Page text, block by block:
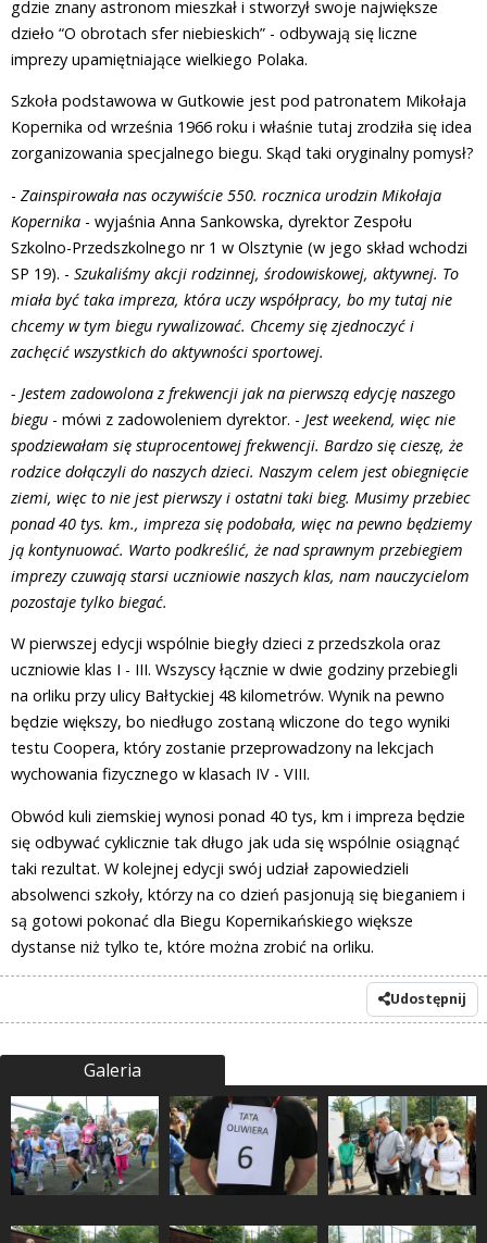
gdzie znany astronom mieszkał i stworzył swoje największe
dzieło “O obrotach sfer niebieskich” - odbywają się liczne
imprezy upamiętniające wielkiego Polaka.
Szkoła podstawowa w Gutkowie jest pod patronatem Mikołaja
Kopernika od września 1966 roku i właśnie tutaj zrodziła się idea
zorganizowania specjalnego biegu. Skąd taki oryginalny pomysł?
- Zainspirowała nas oczywiście 550. rocznica urodzin Mikołaja
Kopernika - wyjaśnia Anna Sankowska, dyrektor Zespołu
Szkolno-Przedszkolnego nr 1 w Olsztynie (w jego skład wchodzi
SP 19). - Szukaliśmy akcji rodzinnej, środowiskowej, aktywnej. To
miała być taka impreza, która uczy współpracy, bo my tutaj nie
chcemy w tym biegu rywalizować. Chcemy się zjednoczyć i
zachęcić wszystkich do aktywności sportowej.
- Jestem zadowolona z frekwencji jak na pierwszą edycję naszego
biegu - mówi z zadowoleniem dyrektor. - Jest weekend, więc nie
spodziewałam się stuprocentowej frekwencji. Bardzo się cieszę, że
rodzice dołączyli do naszych dzieci. Naszym celem jest obiegnięcie
ziemi, więc to nie jest pierwszy i ostatni taki bieg. Musimy przebiec
ponad 40 tys. km., impreza się podobała, więc na pewno będziemy
ją kontynuować. Warto podkreślić, że nad sprawnym przebiegiem
imprezy czuwają starsi uczniowie naszych klas, nam nauczycielom
pozostaje tylko biegać.
W pierwszej edycji wspólnie biegły dzieci z przedszkola oraz
uczniowie klas I - III. Wszyscy łącznie w dwie godziny przebiegli
na orliku przy ulicy Bałtyckiej 48 kilometrów. Wynik na pewno
będzie większy, bo niedługo zostaną wliczone do tego wyniki
testu Coopera, który zostanie przeprowadzony na lekcjach
wychowania fizycznego w klasach IV - VIII.
Obwód kuli ziemskiej wynosi ponad 40 tys, km i impreza będzie
się odbywać cyklicznie tak długo jak uda się wspólnie osiągnąć
taki rezultat. W kolejnej edycji swój udział zapowiedzieli
absolwenci szkoły, którzy na co dzień pasjonują się bieganiem i
są gotowi pokonać dla Biegu Kopernikańskiego większe
dystanse niż tylko te, które można zrobić na orliku.
Udostępnij
Galeria